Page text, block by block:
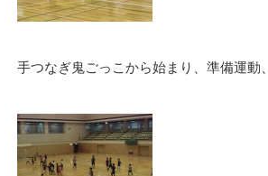
手つなぎ鬼ごっこから始まり、準備運動